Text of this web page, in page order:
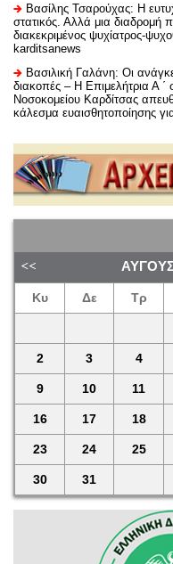
Βασίλης Τσαρούχας: Η
στατικός. Αλλά μια διαδρομή
διακεκριμένος ψυχίατρος-
karditsanews
Βασιλική Γαλάνη: Οι
διακοπές – Η Επιμελήτρια Α ΄
Νοσοκομείου Καρδίτσας
κάλεσμα ευαισθητοποίησης
Κυ Δε Τρ
2 3 4
9 10 11
16 17 18
23 24 25
30 31